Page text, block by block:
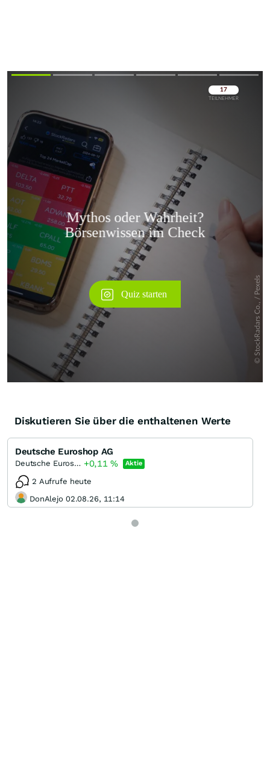
Überspringen
Diskutieren Sie über die enthaltenen Werte
Deutsche Euroshop AG
Deutsche Euroshop +0,11% Aktie
2 Aufrufe heute
DonAlejo 02.08.26, 11:14